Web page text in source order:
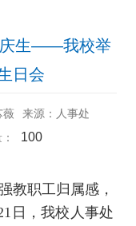
庆生——我校举
日会
薇
来源：人事处
100
教职工归属感，
日，我校人事处